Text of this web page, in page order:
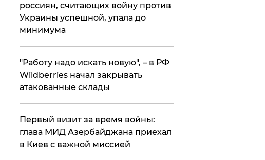
россиян, считающих войну против
Украины успешной, упала до
минимума
"Работу надо искать новую", – в РФ
Wildberries начал закрывать
атакованные склады
Первый визит за время войны:
глава МИД Азербайджана приехал
в Киев с важной миссией